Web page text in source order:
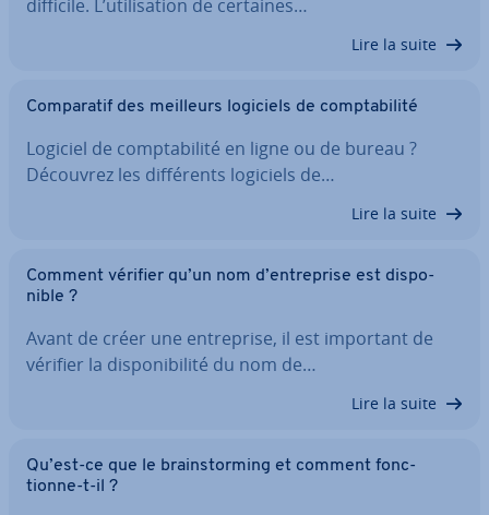
difficile. L’uti­li­sa­tion de certaines…
Lire la suite
Com­pa­ra­tif des meilleurs logiciels de comp­ta­bi­lité
Logiciel de comp­ta­bi­lité en ligne ou de bureau ?
Découvrez les dif­fé­rents logiciels de…
Lire la suite
Comment vérifier qu’un nom d’en­tre­prise est dis­po­
nible ?
Avant de créer une en­tre­prise, il est important de
vérifier la dis­po­ni­bi­lité du nom de…
Lire la suite
Qu’est-ce que le brains­tor­ming et comment fonc­
tionne-t-il ?